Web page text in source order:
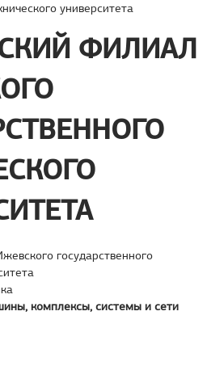
университета
ФИЛИАЛ
государственного
комплексы, системы и сети